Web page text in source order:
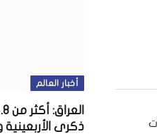
أخبار العالم
ذكرى